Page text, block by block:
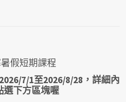
假短期課程
7/1至2026/8/28，詳細內
選下方區塊喔